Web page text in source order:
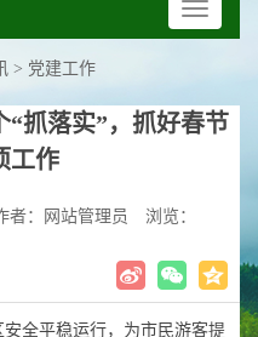
网
站
> 党建工作
“抓落实”，抓好春节
工作
者：网站管理员
浏览：
全平稳运行，为市民游客提